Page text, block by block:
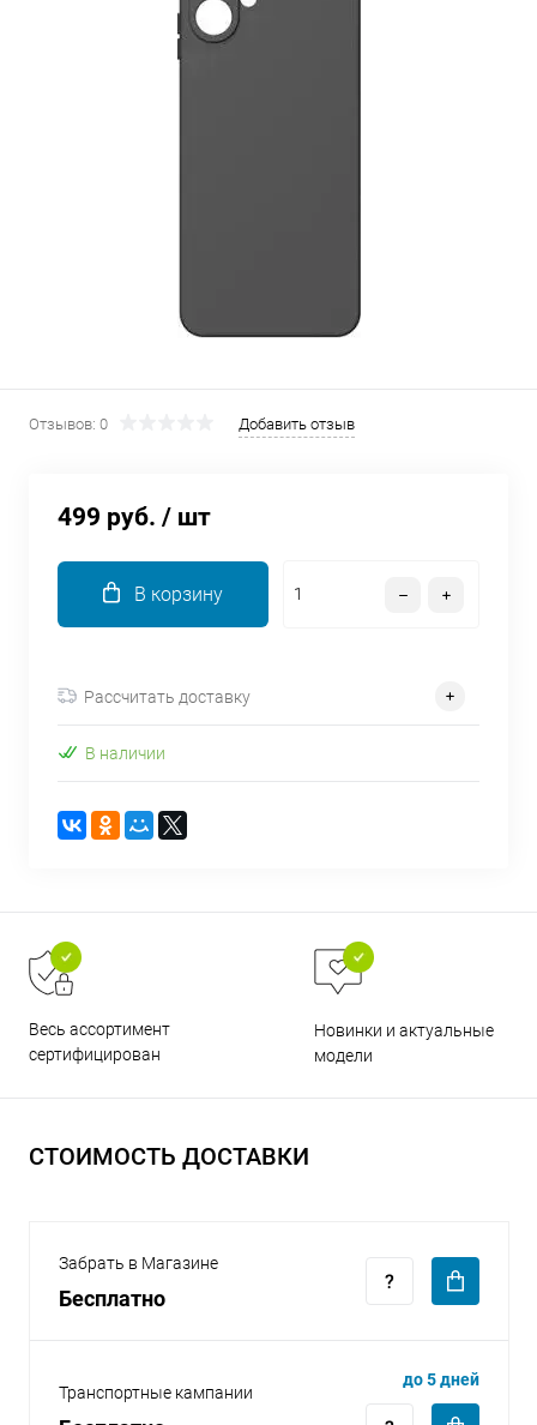
Отзывов: 0 Добавить отзыв
499 руб. / шт
В корзину
Рассчитать доставку
В наличии
Весь ассортимент
сертифицирован
Новинки и актуальные
модели
СТОИМОСТЬ ДОСТАВКИ
Забрать в Магазине
Бесплатно
Транспортные кампании
до 5 дней
Оплачивайте сегодня только
% картой любого банка
Подробнее
Остались вопросы?
8 800 302-02-51
plait.ru